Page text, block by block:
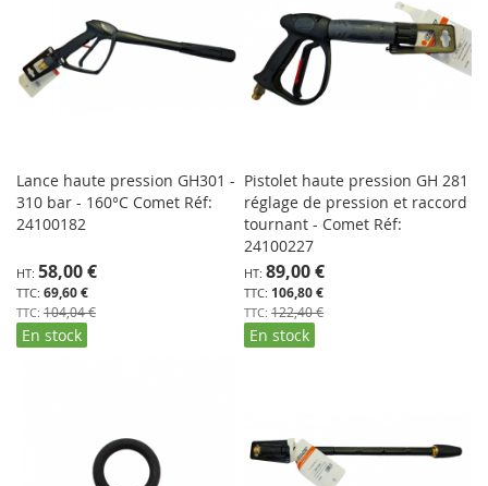
Lance haute pression GH301 -
310 bar - 160°C Comet Réf:
24100182
Prix
Spécial69,60 €
58,00 €
104,04 €
En stock
Pistolet haute pression GH 281
réglage de pression et raccord
tournant - Comet Réf:
24100227
Prix
Spécial106,80 €
89,00 €
122,40 €
En stock